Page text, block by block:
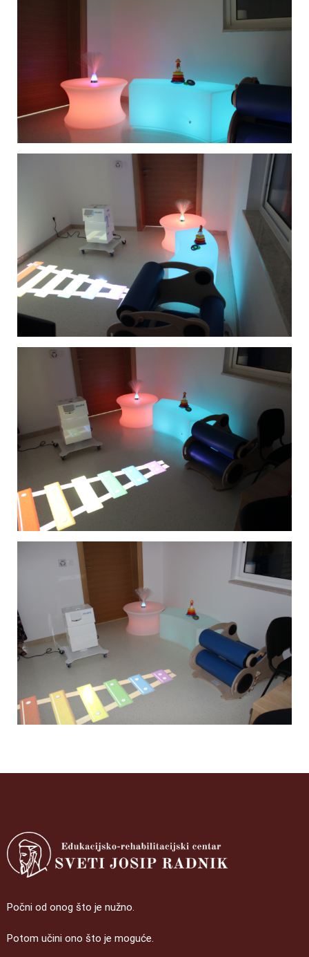
Počni od onog što je nužno.
Potom učini ono što je moguće.